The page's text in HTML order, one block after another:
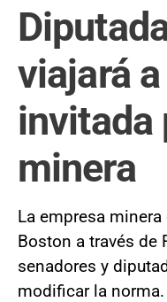
viajará a
invitada
minera
La empresa
Boston a través de
senadores y
modificar la